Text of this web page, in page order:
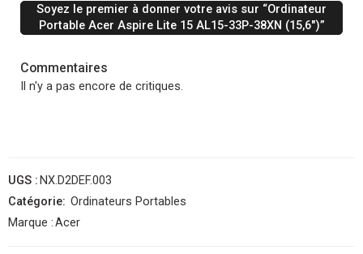
Soyez le premier à donner votre avis sur “Ordinateur
Portable Acer Aspire Lite 15 AL15-33P-38XN (15,6″)”
Commentaires
Il n'y a pas encore de critiques.
UGS : NX.D2DEF.003
Catégorie: Ordinateurs Portables
Marque :Acer